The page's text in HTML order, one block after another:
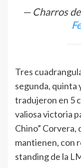
— Charros
Tres
segunda, quinta
tradujeron en 5
valiosa victoria
Chino” Corvera,
mantienen, con
standing de la